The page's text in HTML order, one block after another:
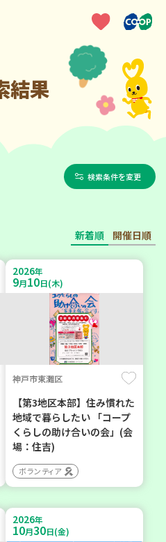
結果
検索条件を変更
新着順 開催日順
2026年
9月10日(木)
神戸市東灘区
【第3地区本部】住み慣れた
地域で暮らしたい 「コープ
くらしの助け合いの会」(会
場：住吉)
ボランティア
2026年
10月30日(金)